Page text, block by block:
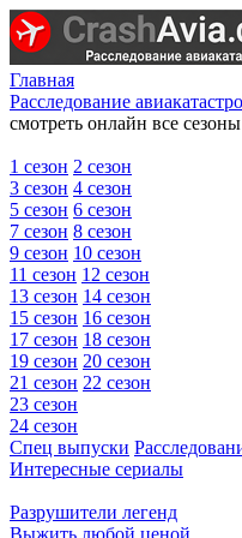
Главная
Расследование
смотреть онлайн все сезоны
1 сезон 2 сезон
3 сезон 4 сезон
5 сезон 6 сезон
7 сезон 8 сезон
9 сезон 10 сезон
11 сезон 12 сезон
13 сезон 14 сезон
15 сезон 16 сезон
17 сезон 18 сезон
19 сезон 20 сезон
21 сезон 22 сезон
23 сезон
24 сезон
Спец выпуски
Интересные сериалы
Разрушители легенд
Выжить любой ценой